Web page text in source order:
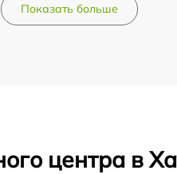
Показать больше
центра в